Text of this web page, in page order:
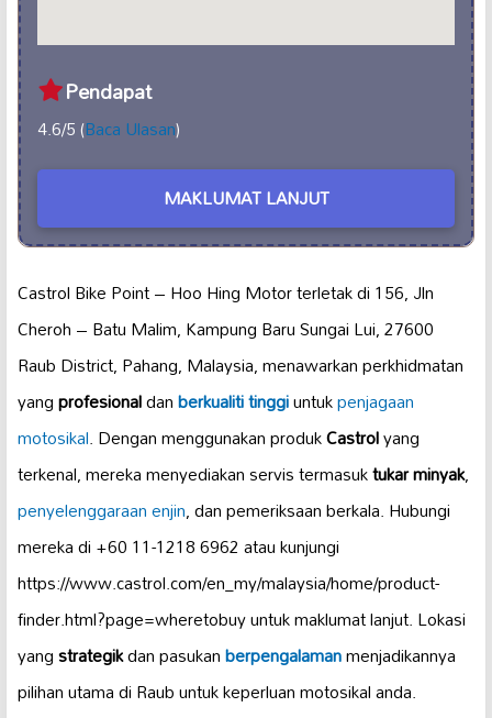
Pendapat
4.6/5 (Baca Ulasan)
MAKLUMAT LANJUT
Castrol Bike Point – Hoo Hing Motor terletak di 156, Jln
Cheroh – Batu Malim, Kampung Baru Sungai Lui, 27600
Raub District, Pahang, Malaysia, menawarkan perkhidmatan
yangprofesionaldanberkualiti tinggiuntukpenjagaan
motosikal. Dengan menggunakan produkCastrolyang
terkenal, mereka menyediakan servis termasuktukar minyak,
penyelenggaraan enjin, dan pemeriksaan berkala. Hubungi
mereka di +60 11-1218 6962 atau kunjungi
https://www.castrol.com/en_my/malaysia/home/product-
finder.html?page=wheretobuy untuk maklumat lanjut. Lokasi
yangstrategikdan pasukanberpengalamanmenjadikannya
pilihan utama di Raub untuk keperluan motosikal anda.